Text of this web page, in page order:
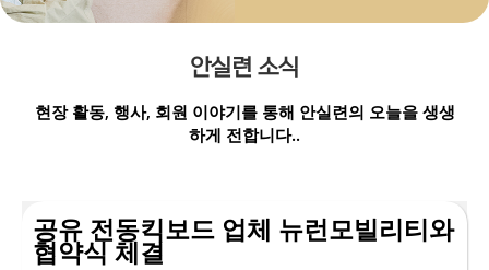
안실련 소식
현장 활동, 행사, 회원 이야기를 통해 안실련의 오늘을 생생
하게 전합니다..
공유 전동킥보드 업체 뉴런모빌리티와
협약식 체결